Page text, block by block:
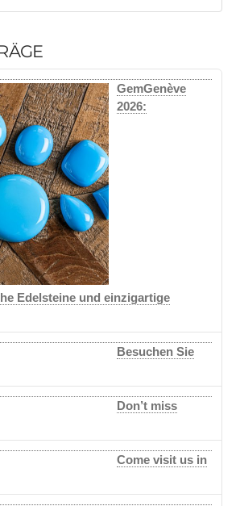
GemGenève
2026:
Edelsteine und einzigartige
Besuchen Sie
Don’t miss
Come visit us in